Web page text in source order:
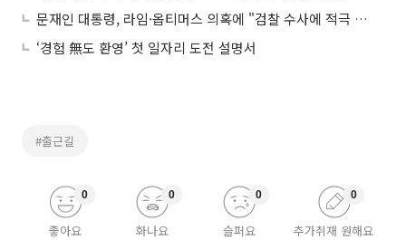
문재인 대통령, 라임·옵티머스 의혹에 "검찰 수사에 적극 협조하라"·정부, 수도권 요양병원과 시설 종사자 전수검사 계획 外 (정치)
‘경험 無도 환영’ 첫 일자리 도전 설명서
#출근길
좋아요
0
화나요
0
슬퍼요
0
추가취재 원해요
0